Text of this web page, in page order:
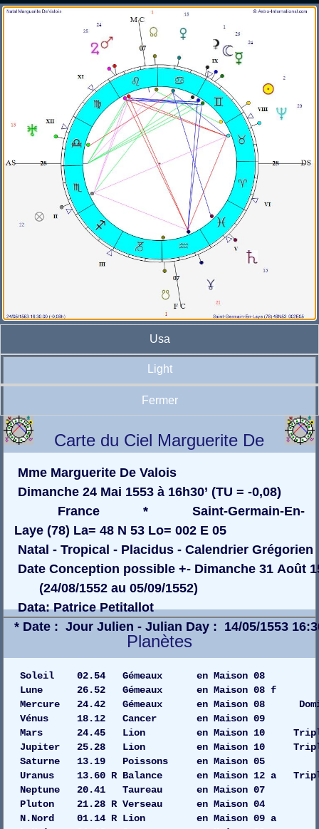
Usa
Light
Fermer
Carte du Ciel Marguerite De
Valois
Mme Marguerite De Valois
Dimanche 24 Mai 1553 à 16h30’ (TU = -0,08)
France * Saint-Germain-En-
Laye (78) La= 48 N 53 Lo= 002 E 05
Natal - Tropical - Placidus - Calendrier Grégorien
Date Conception possible +- Dimanche 31 Août
(24/08/1552 au 05/09/1552)
Data: Patrice Petitallot
* Date : Jour Julien - Julian Day : 14/05/1553
Planètes
Soleil 02.54 Gémeaux en
Lune 26.52 Gémeaux en Maison
Mercure 24.42 Gémeaux en Maison 08
Vénus 18.12 Cancer en
Mars 24.45 Lion en Maison 10
Jupiter 25.28 Lion en Maison 10
Saturne 13.19 Poissons en
Uranus 13.60 R Balance en Maison 12 a
Neptune 20.41 Taureau en
Pluton 21.28 R Verseau en
N.Nord 01.14 R Lion en Maison 09 a